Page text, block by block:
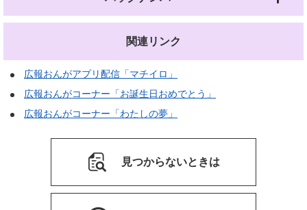
関連リンク
広報おんがアプリ配信「マチイロ」
広報おんがコーナー「お誕生日おめでとう」
広報おんがコーナー「わたしの夢」
見つからないときは